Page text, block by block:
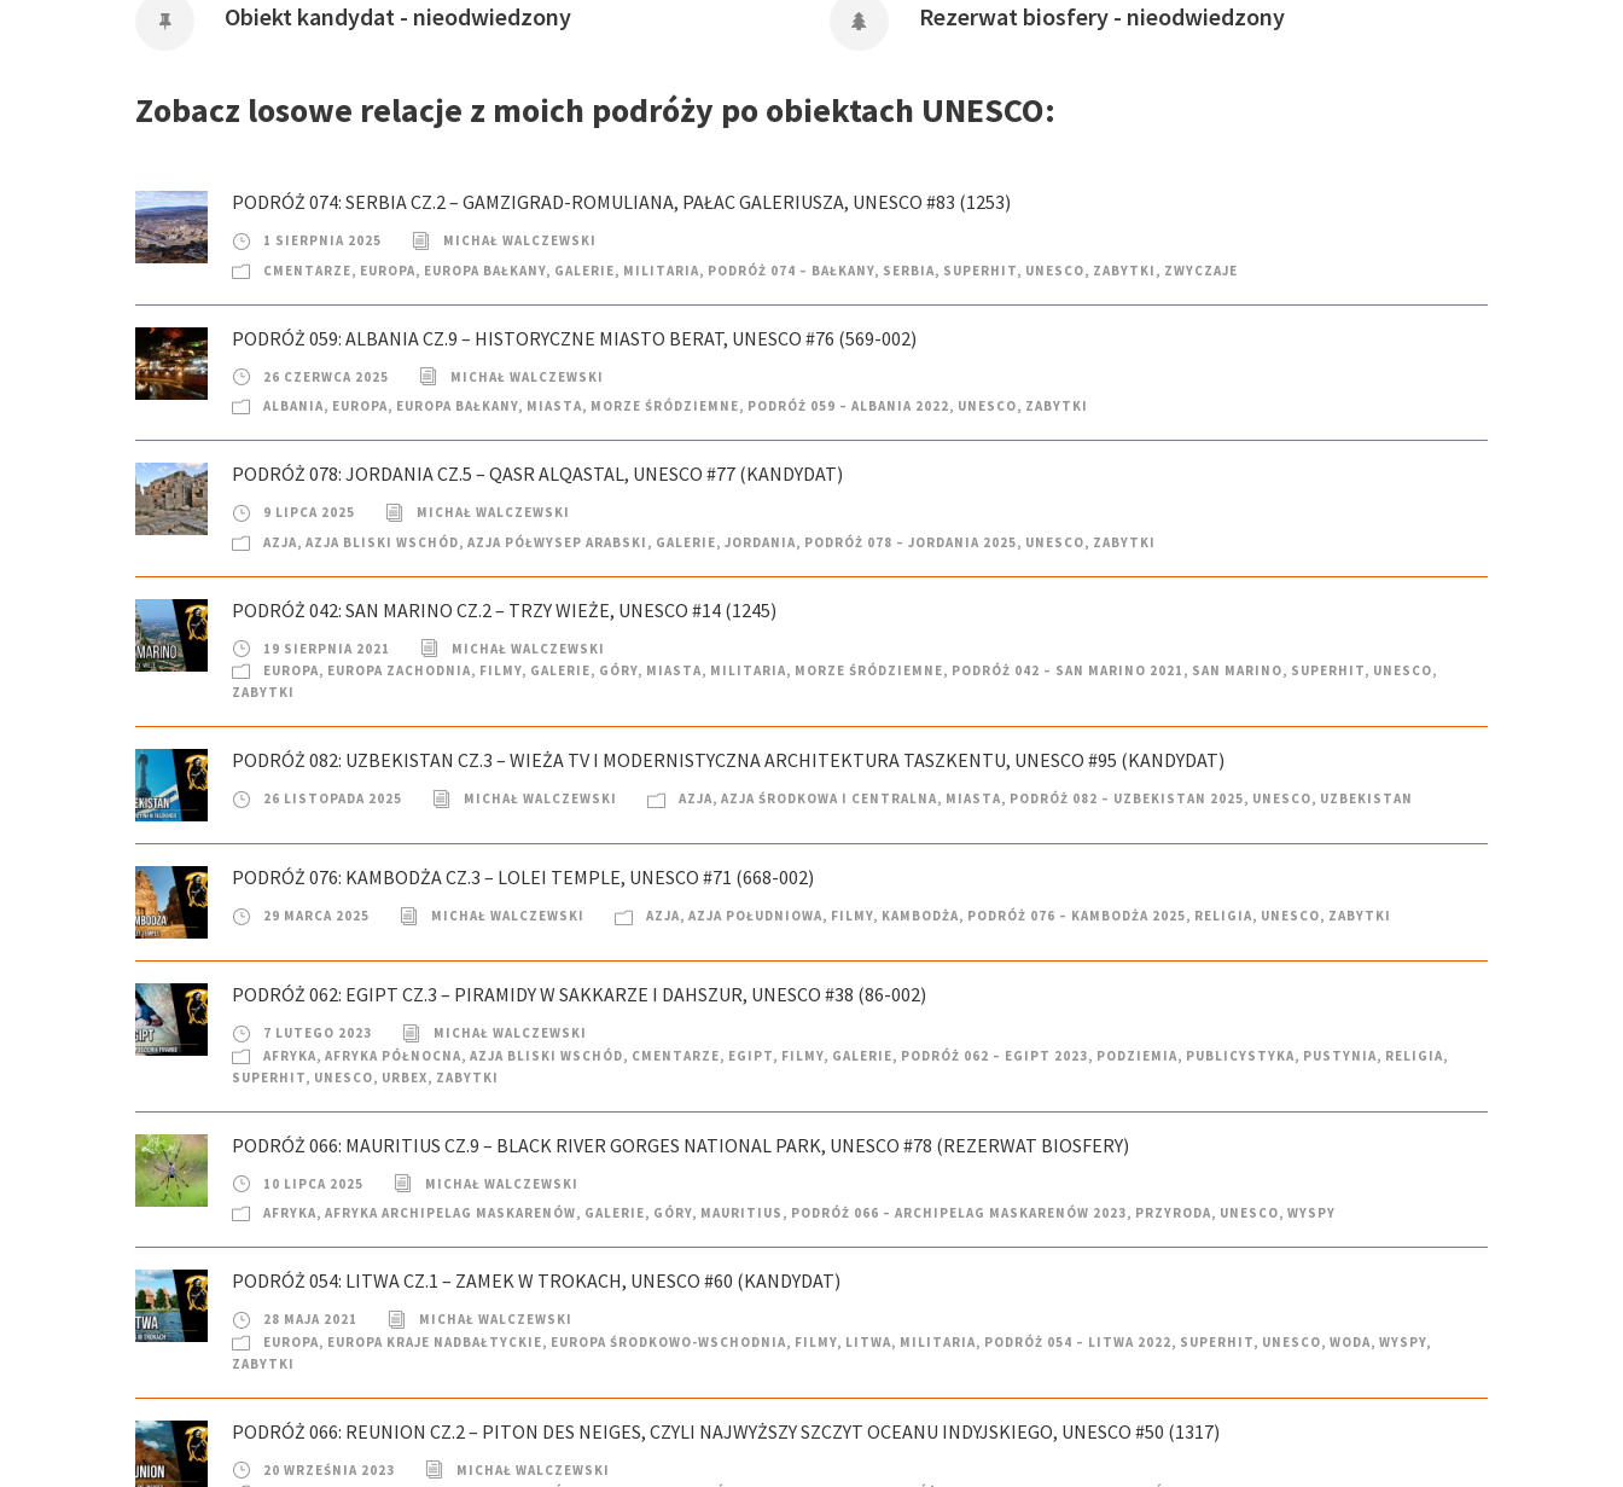
Obiekt kandydat - nieodwiedzony Rezerwat biosfery - nieodwiedzony
Zobacz losowe relacje z moich podróży po obiektach UNESCO:
PODRÓŻ 074: SERBIA CZ.2 – GAMZIGRAD-ROMULIANA, PAŁAC GALERIUSZA, UNESCO #83 (1253)
1 SIERPNIA 2025
MICHAŁ WALCZEWSKI
CMENTARZE, EUROPA, EUROPA BAŁKANY, GALERIE, MILITARIA, PODRÓŻ 074 – BAŁKANY, SERBIA, SUPERHIT, UNESCO, ZABYTKI , ZWYCZAJE
PODRÓŻ 059: ALBANIA CZ.9 – HISTORYCZNE MIASTO BERAT, UNESCO #76 (569-002)
26 CZERWCA 2025
MICHAŁ WALCZEWSKI
ALBANIA, EUROPA, EUROPA BAŁKANY, MIASTA, MORZE ŚRÓDZIEMNE, PODRÓŻ 059 – ALBANIA 2022, UNESCO, ZABYTKI
PODRÓŻ 078: JORDANIA CZ.5 – QASR ALQASTAL, UNESCO #77 (KANDYDAT)
9 LIPCA 2025
MICHAŁ WALCZEWSKI
AZJA, AZJA BLISKI WSCHÓD, AZJA PÓŁWYSEP ARABSKI , GALERIE, JORDANIA, PODRÓŻ 078 – JORDANIA 2025, UNESCO, ZABYTKI
PODRÓŻ 042: SAN MARINO CZ.2 – TRZY WIEŻE, UNESCO #14 (1245)
19 SIERPNIA 2021
MICHAŁ WALCZEWSKI
EUROPA, EUROPA ZACHODNIA, FILMY, GALERIE, GÓRY, MIASTA, MILITARIA, MORZE ŚRÓDZIEMNE, PODRÓŻ 042 – SAN MARINO 2021 , SAN MARINO, SUPERHIT, UNESCO,
ZABYTKI
PODRÓŻ 082: UZBEKISTAN CZ.3 – WIEŻA TV I MODERNISTYCZNA ARCHITEKTURA TASZKENTU, UNESCO #95 (KANDYDAT)
26 LISTOPADA 2025 MICHAŁ WALCZEWSKI AZJA, AZJA ŚRODKOWA I CENTRALNA, MIASTA, PODRÓŻ 082 – UZBEKISTAN 2025, UNESCO, UZBEKISTAN
PODRÓŻ 076: KAMBODŻA CZ.3 – LOLEI TEMPLE, UNESCO #71 (668-002)
29 MARCA 2025 MICHAŁ WALCZEWSKI AZJA, AZJA POŁUDNIOWA, FILMY, KAMBODŻA, PODRÓŻ 076 – KAMBODŻA 2025, RELIGIA, UNESCO, ZABYTKI
PODRÓŻ 062: EGIPT CZ.3 – PIRAMIDY W SAKKARZE I DAHSZUR, UNESCO #38 (86-002)
7 LUTEGO 2023
MICHAŁ WALCZEWSKI
AFRYKA, AFRYKA PÓŁNOCNA, AZJA BLISKI WSCHÓD, CMENTARZE, EGIPT, FILMY, GALERIE, PODRÓŻ 062 – EGIPT 2023, PODZIEMIA, PUBLICYSTYKA, PUSTYNIA, RELIGIA,
SUPERHIT, UNESCO, URBEX, ZABYTKI
PODRÓŻ 066: MAURITIUS CZ.9 – BLACK RIVER GORGES NATIONAL PARK, UNESCO #78 (REZERWAT BIOSFERY)
10 LIPCA 2025
MICHAŁ WALCZEWSKI
AFRYKA, AFRYKA ARCHIPELAG MASKARENÓW, GALERIE, GÓRY, MAURITIUS , PODRÓŻ 066 – ARCHIPELAG MASKARENÓW 2023, PRZYRODA, UNESCO, WYSPY
PODRÓŻ 054: LITWA CZ.1 – ZAMEK W TROKACH, UNESCO #60 (KANDYDAT)
28 MAJA 2021
MICHAŁ WALCZEWSKI
EUROPA, EUROPA KRAJE NADBAŁTYCKIE, EUROPA ŚRODKOWO-WSCHODNIA, FILMY, LITWA, MILITARIA, PODRÓŻ 054 – LITWA 2022, SUPERHIT, UNESCO, WODA, WYSPY,
ZABYTKI
PODRÓŻ 066: REUNION CZ.2 – PITON DES NEIGES, CZYLI NAJWYŻSZY SZCZYT OCEANU INDYJSKIEGO, UNESCO #50 (1317)
20 WRZEŚNIA 2023
MICHAŁ WALCZEWSKI